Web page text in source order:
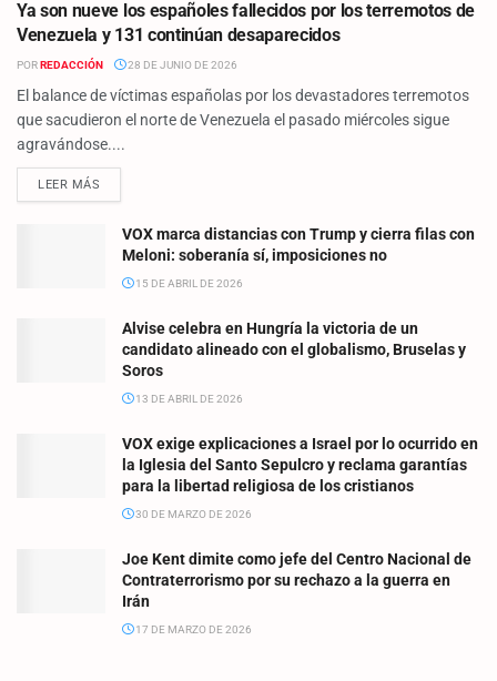
Ya son nueve los españoles fallecidos por los terremotos de
Venezuela y 131 continúan desaparecidos
PORREDACCIÓN 28 DE JUNIO DE 2026
El balance de víctimas españolas por los devastadores terremotos
que sacudieron el norte de Venezuela el pasado miércoles sigue
agravándose....
LEER MÁS
VOX marca distancias con Trump y cierra filas con
Meloni: soberanía sí, imposiciones no
15 DE ABRIL DE 2026
Alvise celebra en Hungría la victoria de un
candidato alineado con el globalismo, Bruselas y
Soros
13 DE ABRIL DE 2026
VOX exige explicaciones a Israel por lo ocurrido en
la Iglesia del Santo Sepulcro y reclama garantías
para la libertad religiosa de los cristianos
30 DE MARZO DE 2026
Joe Kent dimite como jefe del Centro Nacional de
Contraterrorismo por su rechazo a la guerra en
Irán
17 DE MARZO DE 2026